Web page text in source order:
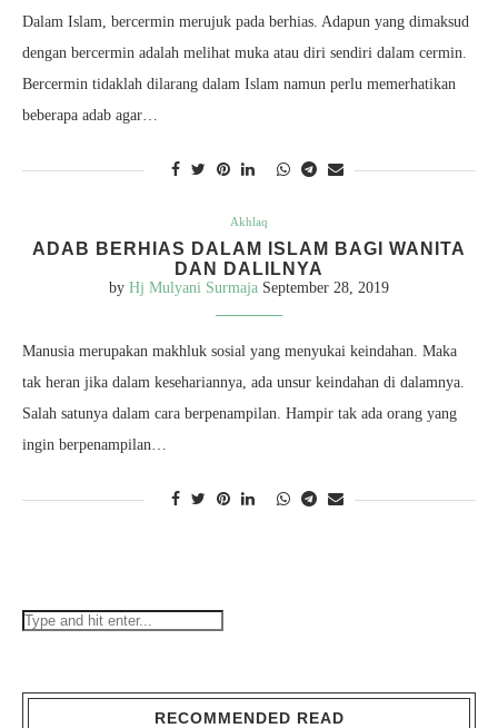
Dalam Islam, bercermin merujuk pada berhias. Adapun yang dimaksud
dengan bercermin adalah melihat muka atau diri sendiri dalam cermin.
Bercermin tidaklah dilarang dalam Islam namun perlu memerhatikan
beberapa adab agar…
Akhlaq
ADAB BERHIAS DALAM ISLAM BAGI WANITA
DAN DALILNYA
by Hj Mulyani Surmaja September 28, 2019
Manusia merupakan makhluk sosial yang menyukai keindahan. Maka
tak heran jika dalam kesehariannya, ada unsur keindahan di dalamnya.
Salah satunya dalam cara berpenampilan. Hampir tak ada orang yang
ingin berpenampilan…
RECOMMENDED READ